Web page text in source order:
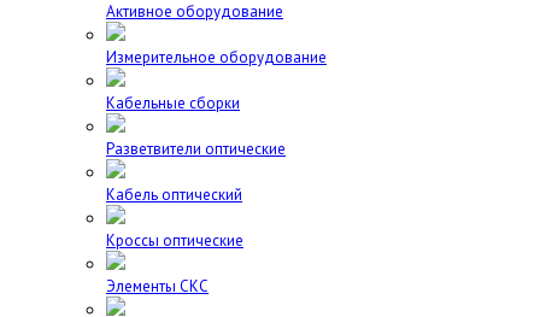
Активное оборудование
Измерительное оборудование
Кабельные сборки
Разветвители оптические
Кабель оптический
Кроссы оптические
Элементы СКС